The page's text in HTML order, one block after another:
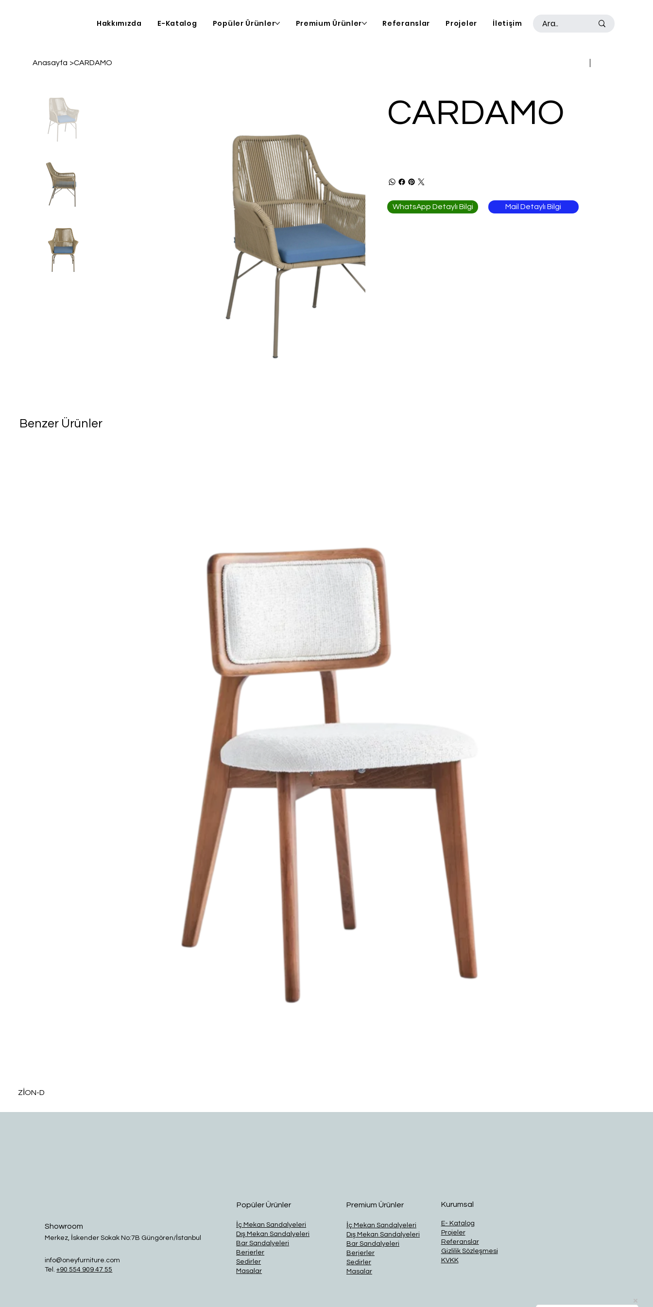
Hakkımızda E-Katalog Popüler Ürünler Premium Ürünler Referanslar Projeler İletişim
Anasayfa >CARDAMO
CARDAMO
WhatsApp Detaylı Bilgi Mail Detaylı Bilgi
Benzer Ürünler
ZİON-D
Showroom
Merkez, İskender Sokak No:7B Güngören/İstanbul
info@oneyfurniture.com
Tel.+90 554 909 47 55
Popüler Ürünler
İç Mekan Sandalyeleri
Dış Mekan Sandalyeleri
Bar Sandalyeleri
Berjerler
Sedirler
Masalar
Premium Ürünler
İç Mekan Sandalyeleri
Dış Mekan Sandalyeleri
Bar Sandalyeleri
Berjerler
Sedirler
Masalar
Kurumsal
E- Katalog
Projeler
Referanslar
Gizlilik Sözleşmesi
KVKK